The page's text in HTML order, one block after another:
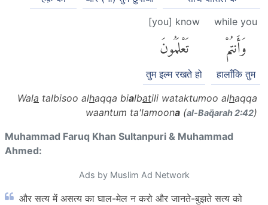
while you
وَأَنتُمْ
हालाँकि तुम
[you] know
تَعْلَمُونَ
तुम इल्म रखते हो
Wala talbisoo alhaqqa bialbatili wataktumoo alhaqqa
waantum ta'lamoona (al-Baq̈arah 2:42)
Muhammad Faruq Khan Sultanpuri & Muhammad
Ahmed:
Ads by Muslim Ad Network
और सत्य में असत्य का घाल-मेल न करो और जानते-बुझते सत्य को